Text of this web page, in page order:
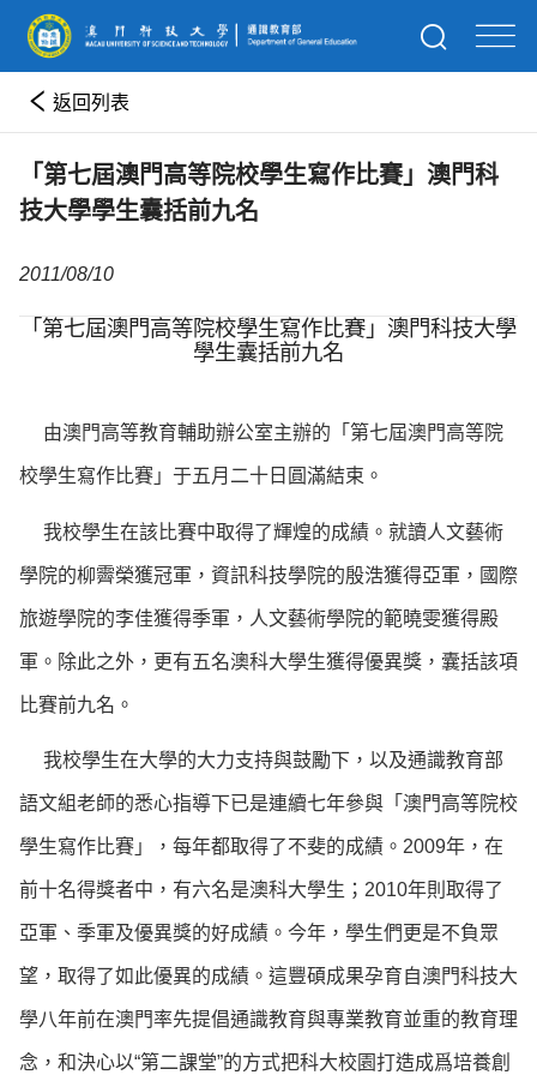
返回列表
「第七屆澳門高等院校學生寫作比賽」澳門科
技大學學生囊括前九名
2011/08/10
「第七屆澳門高等院校學生寫作比賽」澳門科技大學
學生囊括前九名
由澳門高等教育輔助辦公室主辦的「第七屆澳門高等院
校學生寫作比賽」于五月二十日圓滿結束。
我校學生在該比賽中取得了輝煌的成績。就讀人文藝術
學院的柳霽榮獲冠軍，資訊科技學院的殷浩獲得亞軍，國際
旅遊學院的李佳獲得季軍，人文藝術學院的範曉雯獲得殿
軍。除此之外，更有五名澳科大學生獲得優異獎，囊括該項
比賽前九名。
我校學生在大學的大力支持與鼓勵下，以及通識教育部
語文組老師的悉心指導下已是連續七年參與「澳門高等院校
學生寫作比賽」，每年都取得了不斐的成績。2009年，在
前十名得獎者中，有六名是澳科大學生；2010年則取得了
亞軍、季軍及優異獎的好成績。今年，學生們更是不負眾
望，取得了如此優異的成績。這豐碩成果孕育自澳門科技大
學八年前在澳門率先提倡通識教育與專業教育並重的教育理
念，和決心以“第二課堂”的方式把科大校園打造成爲培養創